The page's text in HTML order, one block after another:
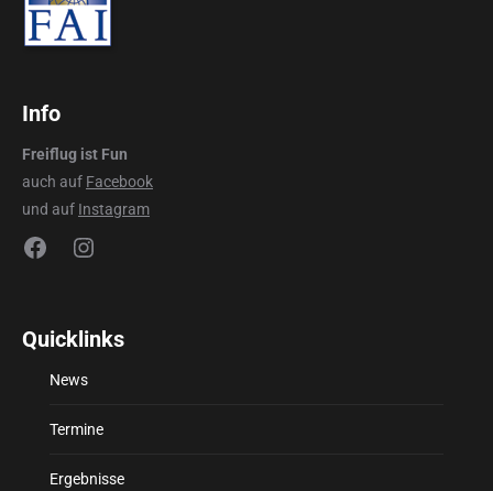
Info
Freiflug ist Fun
auch auf Facebook
und auf Instagram
FacebookInstagram
Quicklinks
News
Termine
Ergebnisse